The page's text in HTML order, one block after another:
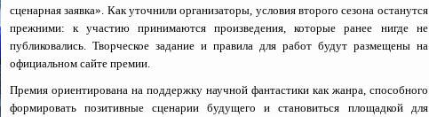
сценарная заявка». Как уточнили организаторы, условия второго сезона останутся
прежними: к участию принимаются произведения, которые ранее нигде не
публиковались. Творческое задание и правила для работ будут размещены на
официальном сайте премии.
Премия ориентирована на поддержку научной фантастики как жанра, способного
формировать позитивные сценарии будущего и становиться площадкой для